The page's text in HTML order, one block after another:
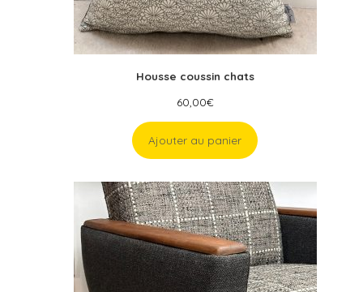
Housse coussin chats
60,00€
Ajouter au panier